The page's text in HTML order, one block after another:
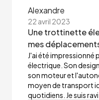
Alexandre
22 avril 2023
Une trottinette
mes
J'ai été
électrique. Son
son moteur et
moyen de transport
quotidiens. Je suis